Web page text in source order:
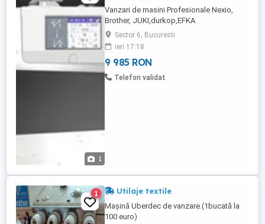
1
Vanzari de masini Profesionale Nexio,
Brother, JUKI,durkop,EFKA
Sector 6, Bucuresti
ieri 17:18
9 985 RON
Telefon validat
1 Utilaje textile
Mașină Uberdec de vanzare.(1bucată la
100 euro)